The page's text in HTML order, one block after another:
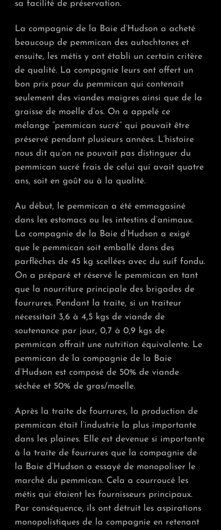
sa facilité de préservation.
La compagnie de la Baie d’Hudson a acheté
beaucoup de pemmican des autochtones et
ensuite, les métis y ont établi un certain critère
de qualité. La compagnie leurs ont offert un
bon prix pour du pemmican qui contenait
seulement des viandes maigres ainsi que de la
graisse de moelle d’os. On a appelé ce
mélange “pemmican sucré” qui pouvait être
préservé pendant plusieurs années. L’histoire
nous dit qu’on ne pouvait pas distinguer du
pemmican sucré frais de celui qui avait quatre
ans, soit en goût ou à la qualité.
Au début, le pemmican a été emmagasiné
dans les estomacs ou les intestins d’animaux.
La compagnie de la Baie d’Hudson a exigé
que le pemmican soit emballé dans des
parflèches de 45 kg scellées avec du suif fondu.
On a préparé et réservé le pemmican en tant
que la nourriture principale des brigades de
fourrures. Pendant la traite, si un traiteur
nécessitait 3,6 à 4,5 kgs de viande de
soutenance par jour, 0,7 à 0,9 kgs de
pemmican offrait une nutrition équivalente. Le
pemmican de la compagnie de la Baie
d’Hudson est composé de 50% de viande
séchée et 50% de gras/moelle.
Après la traite de fourrures, la production de
pemmican était l’industrie la plus importante
dans les plaines. Elle est devenue si importante
à la traite de fourrures que la compagnie de
la Baie d’Hudson a essayé de monopoliser le
marché du pemmican. Cela a courroucé les
métis qui étaient les fournisseurs principaux.
Par conséquence, ils ont détruit les aspirations
monopolistiques de la compagnie en retenant